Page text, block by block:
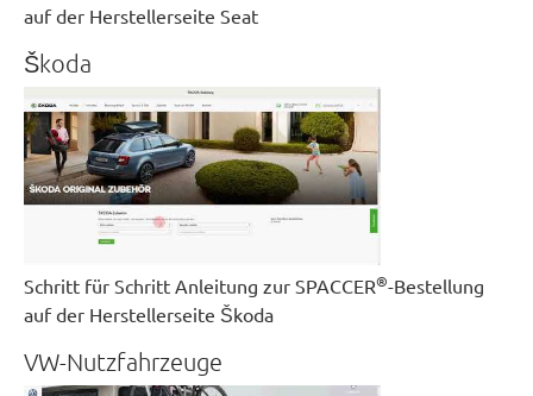
auf der Herstellerseite Seat
Škoda
Schritt für Schritt Anleitung zur SPACCER®-Bestellung
auf der Herstellerseite Škoda
VW-Nutzfahrzeuge